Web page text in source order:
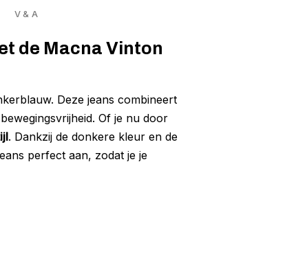
V & A
de Macna Vinton
Deze jeans combineert
Of je nu door
. Dankzij de donkere kleur en de
perfect aan, zodat je je